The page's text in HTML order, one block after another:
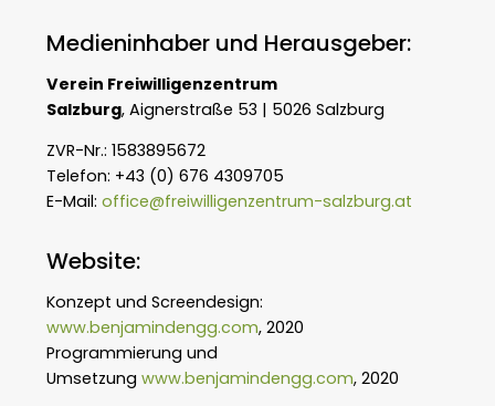
Medieninhaber und Herausgeber:
Verein Freiwilligenzentrum
Salzburg, Aignerstraße 53 | 5026 Salzburg
ZVR-Nr.: 1583895672
Telefon: +43 (0) 676 4309705
E-Mail: office@freiwilligenzentrum-salzburg.at
Website:
Konzept und Screendesign:
www.benjamindengg.com, 2020
Programmierung und
Umsetzung www.benjamindengg.com, 2020